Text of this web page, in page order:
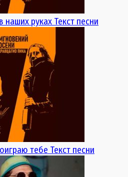
руках Текст песни
тебе Текст песни